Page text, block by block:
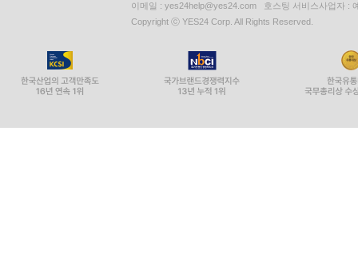
이메일 : yes24help@yes24.com 호스팅 서비스사업자 :
Copyright ⓒ YES24 Corp. All Rights Reserved.